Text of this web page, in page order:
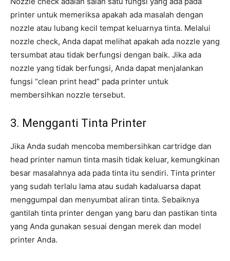
printer untuk memeriksa apakah ada masalah dengan
nozzle atau lubang kecil tempat keluarnya tinta. Melalui
nozzle check, Anda dapat melihat apakah ada nozzle yang
tersumbat atau tidak berfungsi dengan baik. Jika ada
nozzle yang tidak berfungsi, Anda dapat menjalankan
fungsi “clean print head” pada printer untuk
membersihkan nozzle tersebut.
3. Mengganti Tinta Printer
Jika Anda sudah mencoba membersihkan cartridge dan
head printer namun tinta masih tidak keluar, kemungkinan
besar masalahnya ada pada tinta itu sendiri. Tinta printer
yang sudah terlalu lama atau sudah kadaluarsa dapat
menggumpal dan menyumbat aliran tinta. Sebaiknya
gantilah tinta printer dengan yang baru dan pastikan tinta
yang Anda gunakan sesuai dengan merek dan model
printer Anda.